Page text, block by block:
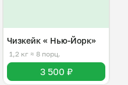
Чизкейк « Нью-Йорк»
1,2 кг ≈ 8 порц.
3 500 ₽